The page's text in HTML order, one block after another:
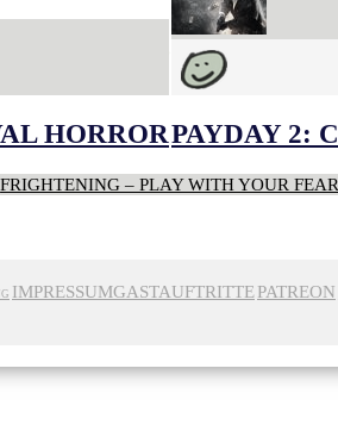
HORRORPAYDAY 2:
FRIGHTENING – PLAY WITH YOUR
IMPRESSUMGASTAUFTRITTEPATREON